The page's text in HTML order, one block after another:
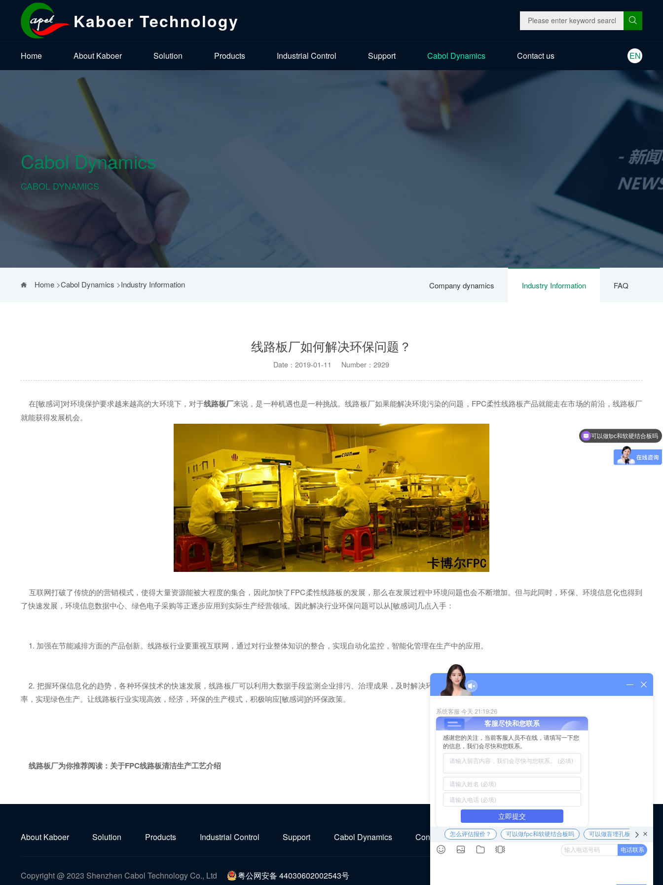
Kaboer Technology
Home About Kaboer Solution Products Industrial Control Support Cabol Dynamics Contact us EN
Cabol Dynamics
CABOL DYNAMICS
Company dynamics Industry Information FAQ
Home>Cabol Dynamics >Industry Information
线路板厂如何解决环保问题？
Date：2019-01-11 Number：2929
在[敏感词]对环境保护要求越来越高的大环境下，对于线路板厂来说，是一种机遇也是一种挑战。线路板厂如果能解决环境污染的问题，FPC柔性线路板产品就能走在市场的前沿，线路板厂
就能获得发展机会。
互联网打破了传统的的营销模式，使得大量资源能被大程度的集合，因此加快了FPC柔性线路板的发展，那么在发展过程中环境问题也会不断增加。但与此同时，环保、环境信息化也得到
了快速发展，环境信息数据中心、绿色电子采购等正逐步应用到实际生产经营领域。因此解决行业环保问题可以从[敏感词]几点入手：
1. 加强在节能减排方面的产品创新。线路板行业要重视互联网，通过对行业整体知识的整合，实现自动化监控，智能化管理在生产中的应用。
2. 把握环保信息化的趋势，各种环保技术的快速发展，线路板厂可以利用大数据手段监测企业排污、治理成果，及时解决环境污染问题。在新的生产理念下，线路板厂要不断提高资源利用
率，实现绿色生产。让线路板行业实现高效，经济，环保的生产模式，积极响应[敏感词]的环保政策。
线路板厂为你推荐阅读： 关于FPC线路板清洁生产工艺介绍
About Kaboer Solution Products Industrial Control Support Cabol Dynamics Contact us
Copyright @ 2023 Shenzhen Cabol Technology Co., Ltd
粤公网安备 44030602002543号
可以做fpc和软硬结合板吗